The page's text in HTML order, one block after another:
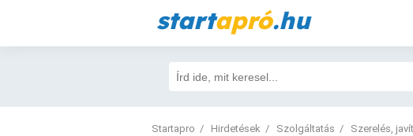
startapró.hu
Startapro Hirdetések Szolgáltatás Szerelés,